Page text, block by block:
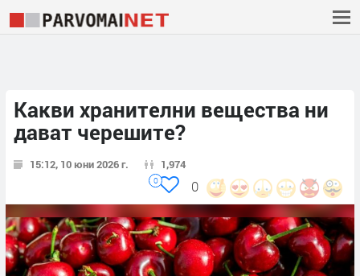
Какви хранителни вещества ни
дават черешите?
15:12, 10 юни 2026 г. 1,974
0
0